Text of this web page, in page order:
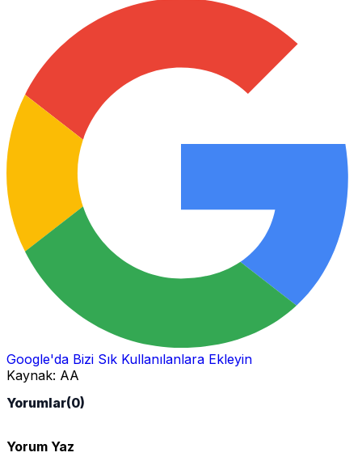
Google'da Bizi Sık Kullanılanlara Ekleyin
Kaynak: AA
Yorumlar(0)
Yorum Yaz